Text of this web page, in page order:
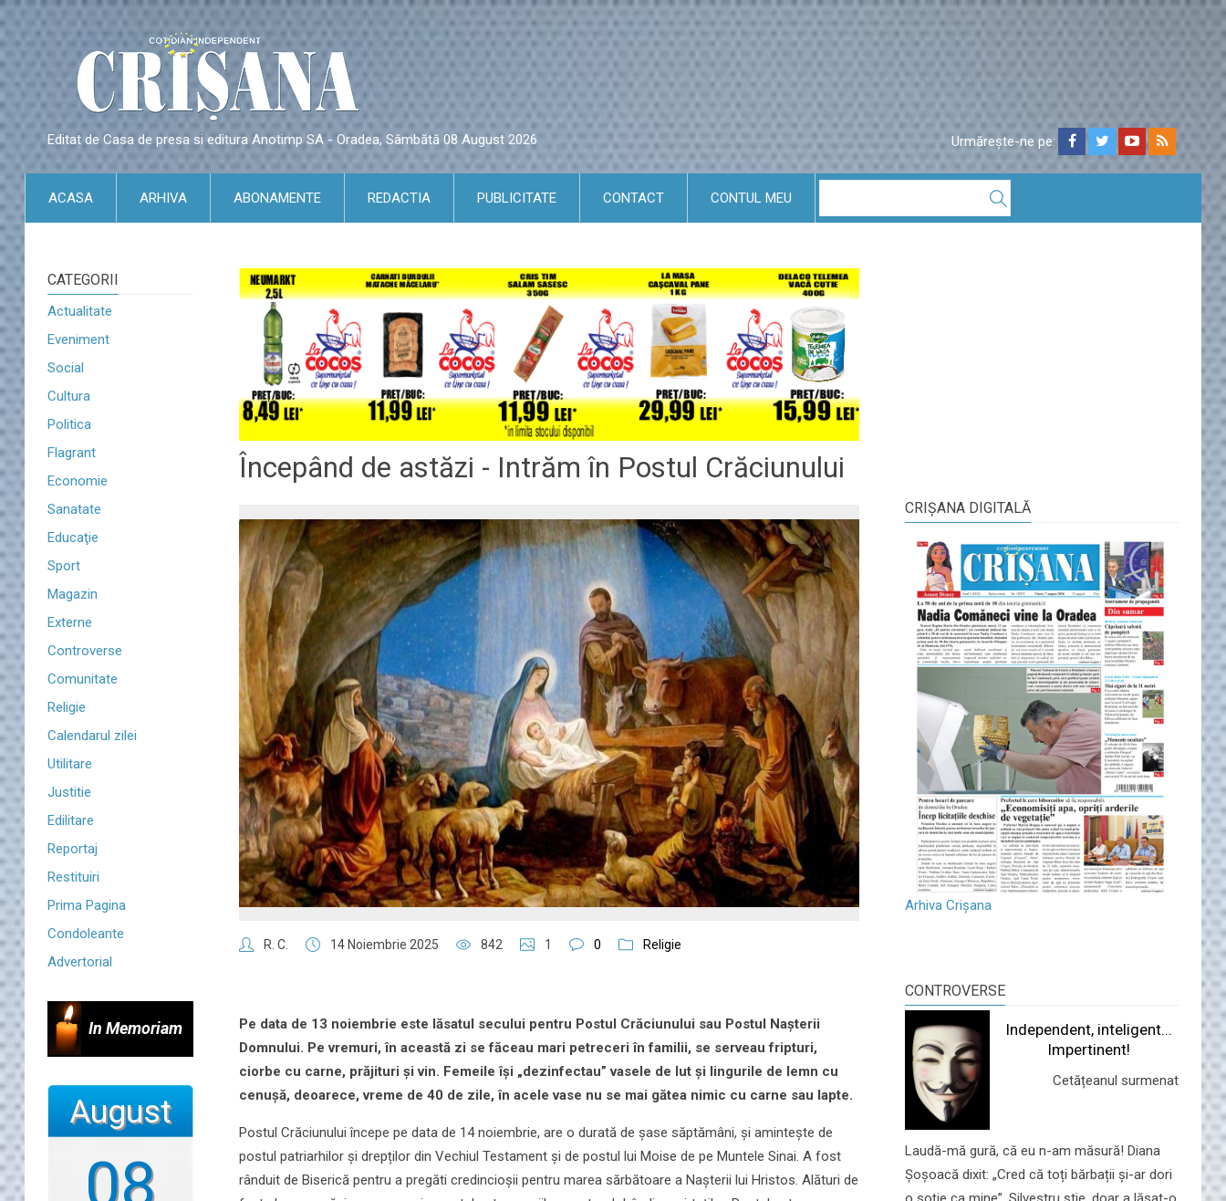
Editat de Casa de presa si editura Anotimp SA - Oradea, Sâmbătă 08 August 2026 Urmărește-ne pe:
ACASA ARHIVA ABONAMENTE REDACTIA PUBLICITATE CONTACT CONTUL MEU
CATEGORII
Actualitate
Eveniment
Social
Cultura
Politica
Flagrant
Economie
Sanatate
Educaţie
Sport
Magazin
Externe
Controverse
Comunitate
Religie
Calendarul zilei
Utilitare
Justitie
Edilitare
Reportaj
Restituiri
Prima Pagina
Condoleante
Advertorial
In Memoriam
08
August
​Începând de astăzi - Intrăm în Postul Crăciunului
R. C. 14 Noiembrie 2025 842 1 0 Religie
Pe data de 13 noiembrie este lăsatul secului pentru Postul Crăciunului sau Postul Nașterii
Domnului. Pe vremuri, în această zi se făceau mari petreceri în familii, se serveau fripturi,
ciorbe cu carne, prăjituri și vin. Femeile își „dezinfectau” vasele de lut și lingurile de lemn cu
cenușă, deoarece, vreme de 40 de zile, în acele vase nu se mai gătea nimic cu carne sau lapte.
Postul Crăciunului începe pe data de 14 noiembrie, are o durată de şase săptămâni, și amintește de
postul patriarhilor și drepților din Vechiul Testament și de postul lui Moise de pe Muntele Sinai. A fost
rânduit de Biserică pentru a pregăti credincioşii pentru marea sărbătoare a Naşterii lui Hristos. Alături de
CRIŞANA DIGITALĂ
Arhiva Crișana
CONTROVERSE
Independent, inteligent...
Impertinent!
Cetățeanul surmenat
Laudă-mă gură, că eu n-am măsură! Diana
Șoșoacă dixit: „Cred că toți bărbații și-ar dori